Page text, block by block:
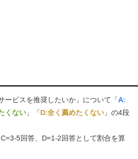
ービスを推奨したいか」について「A:
くない 」「D:全く薦めたくない 」の4段
5回答、D=1-2回答として割合を算